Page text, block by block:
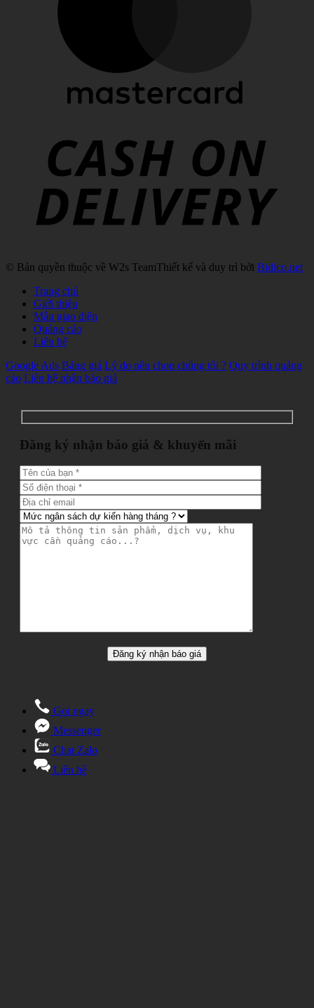
© Bản quyền thuộc về W2s TeamThiết kế và duy trì bởi Bidico.net
Trang chủ
Giới thiệu
Mẫu giao diện
Quảng cáo
Liên hệ
Google Ads Bảng giá Lý do nên chọn chúng tôi ? Quy trình quảng
cáo Liên hệ nhận báo giá
Đăng ký nhận báo giá & khuyến mãi
Gọi ngay
Messenger
Chat Zalo
Liên hệ